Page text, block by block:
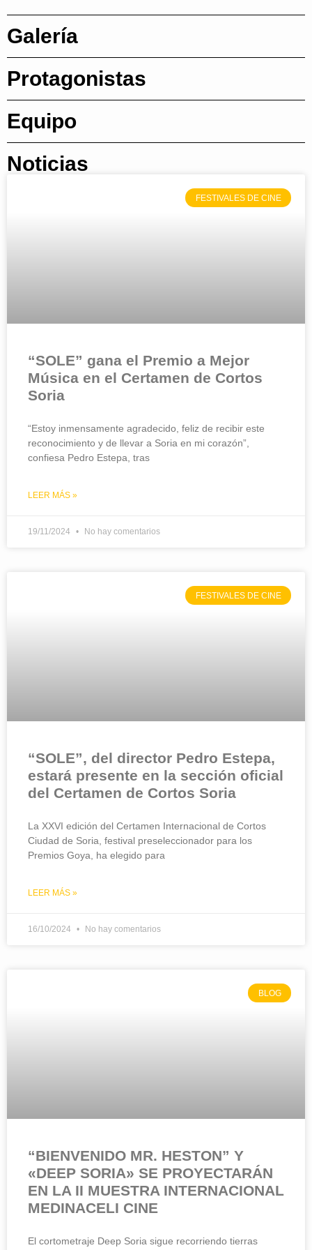
Galería
Protagonistas
Equipo
Noticias
FESTIVALES DE CINE
“SOLE” gana el Premio a Mejor
Música en el Certamen de Cortos
Soria
“Estoy inmensamente agradecido, feliz de recibir este
reconocimiento y de llevar a Soria en mi corazón”,
confiesa Pedro Estepa, tras
LEER MÁS »
19/11/2024 No hay comentarios
FESTIVALES DE CINE
“SOLE”, del director Pedro Estepa,
estará presente en la sección oficial
del Certamen de Cortos Soria
La XXVI edición del Certamen Internacional de Cortos
Ciudad de Soria, festival preseleccionador para los
Premios Goya, ha elegido para
LEER MÁS »
16/10/2024 No hay comentarios
BLOG
“BIENVENIDO MR. HESTON” Y
«DEEP SORIA» SE PROYECTARÁN
EN LA II MUESTRA INTERNACIONAL
MEDINACELI CINE
El cortometraje Deep Soria sigue recorriendo tierras